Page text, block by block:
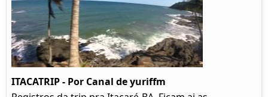
ITACATRIP - Por Canal de yuriffm